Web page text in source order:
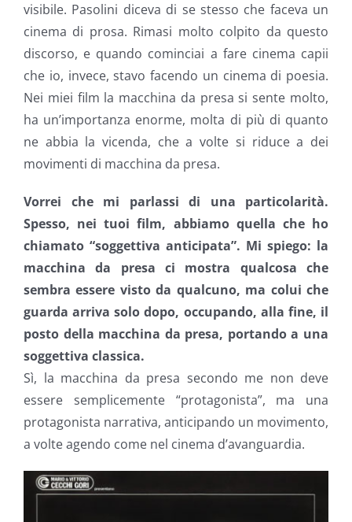
visibile. Pasolini diceva di se stesso che faceva un
cinema di prosa. Rimasi molto colpito da questo
discorso, e quando cominciai a fare cinema capii
che io, invece, stavo facendo un cinema di poesia.
Nei miei film la macchina da presa si sente molto,
ha un’importanza enorme, molta di più di quanto
ne abbia la vicenda, che a volte si riduce a dei
movimenti di macchina da presa.
Vorrei che mi parlassi di una particolarità.
Spesso, nei tuoi film, abbiamo quella che ho
chiamato “soggettiva anticipata”. Mi spiego: la
macchina da presa ci mostra qualcosa che
sembra essere visto da qualcuno, ma colui che
guarda arriva solo dopo, occupando, alla fine, il
posto della macchina da presa, portando a una
soggettiva classica.
Sì, la macchina da presa secondo me non deve
essere semplicemente “protagonista”, ma una
protagonista narrativa, anticipando un movimento,
a volte agendo come nel cinema d’avanguardia.